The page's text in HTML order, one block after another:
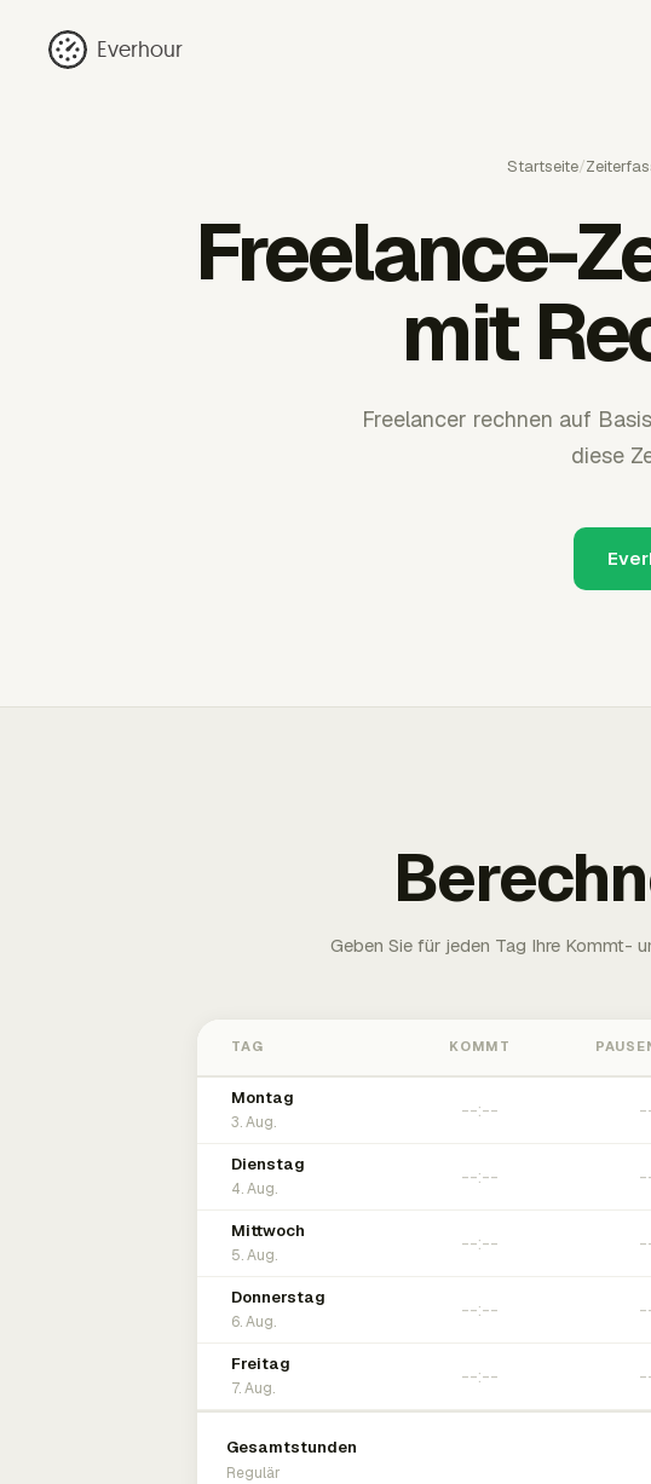
Everhour
Startseite/
Freelance-
mit
Freelancer rechnen auf
diese
Geben Sie für jeden Tag Ihre Kommt-
TAG KOMMT
Montag
3. Aug.
Dienstag
4. Aug.
Mittwoch
5. Aug.
Donnerstag
6. Aug.
Freitag
7. Aug.
Gesamtstunden
Regulär